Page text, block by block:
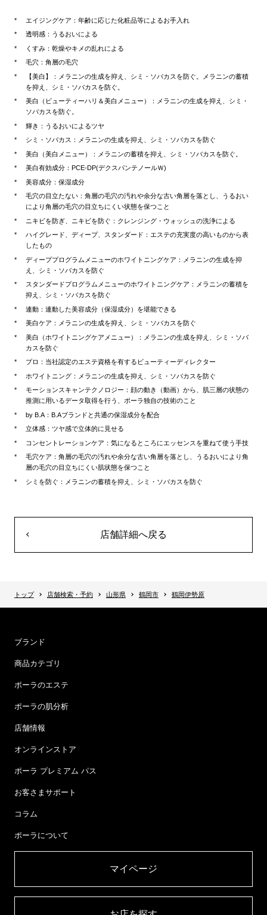
エイジングケア：年齢に応じた化粧品等によるお手入れ
透明感：うるおいによる
くすみ：乾燥やキメの乱れによる
毛穴：角層の毛穴
【美白】：メラニンの生成を抑え、シミ・ソバカスを防ぐ。メラニンの蓄積
を抑え、シミ・ソバカスを防ぐ。
美白（ビューティーハリ＆美白メニュー）：メラニンの生成を抑え、シミ・
ソバカスを防ぐ。
輝き：うるおいによるツヤ
シミ・ソバカス：メラニンの生成を抑え、シミ・ソバカスを防ぐ
美白（美白メニュー）：メラニンの蓄積を抑え、シミ・ソバカスを防ぐ。
美白有効成分：PCE-DP(デクスパンテノールＷ)
美容成分：保湿成分
毛穴の目立たない：角層の毛穴の汚れや余分な古い角層を落とし、うるおい
により角層の毛穴の目立ちにくい状態を保つこと
ニキビを防ぎ、ニキビを防ぐ：クレンジング・ウォッシュの洗浄による
ハイグレード、ディープ、スタンダード：エステの充実度の高いものから表
したもの
ディーププログラムメニューのホワイトニングケア：メラニンの生成を抑
え、シミ・ソバカスを防ぐ
スタンダードプログラムメニューのホワイトニングケア：メラニンの蓄積を
抑え、シミ・ソバカスを防ぐ
連動：連動した美容成分（保湿成分）を堪能できる
美白ケア：メラニンの生成を抑え、シミ・ソバカスを防ぐ
美白（ホワイトニングケアメニュー）：メラニンの生成を抑え、シミ・ソバ
カスを防ぐ
プロ：当社認定のエステ資格を有するビューティーディレクター
ホワイトニング：メラニンの生成を抑え、シミ・ソバカスを防ぐ
モーションスキャンテクノロジー：顔の動き（動画）から、肌三層の状態の
推測に用いるデータ取得を行う、ポーラ独自の技術のこと
by B.A：B.Aブランドと共通の保湿成分を配合
立体感：ツヤ感で立体的に見せる
コンセントレーションケア：気になるところにエッセンスを重ねて使う手技
毛穴ケア：角層の毛穴の汚れや余分な古い角層を落とし、うるおいにより角
層の毛穴の目立ちにくい肌状態を保つこと
シミを防ぐ：メラニンの蓄積を抑え、シミ・ソバカスを防ぐ
店舗詳細へ戻る
トップ 店舗検索・予約 山形県 鶴岡市 鶴岡伊勢原
ブランド
商品カテゴリ
ポーラのエステ
ポーラの肌分析
店舗情報
オンラインストア
ポーラ プレミアム パス
お客さまサポート
コラム
ポーラについて
マイページ​